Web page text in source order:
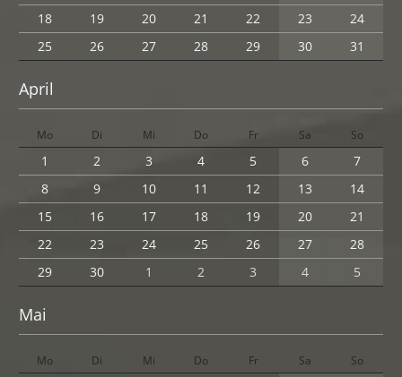
18
19 20 21 22 23
24
25
26 27 28 29 30 31
April
Mo Di Mi Do Fr Sa So
1 2 3 4 5 6
7
8
9 10 11 12 13
14
15
16 17 18 19 20
21
22
23 24 25 26 27
28
29
30 1 2 3 4 5
Mai
Mo Di Mi Do Fr Sa So